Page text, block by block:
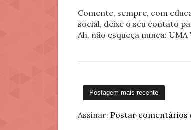
Comente, sempre, com
social, deixe o seu contato
Ah, não esqueça nunca: UMA
Postagem mais recente
Assinar: Postar comentários